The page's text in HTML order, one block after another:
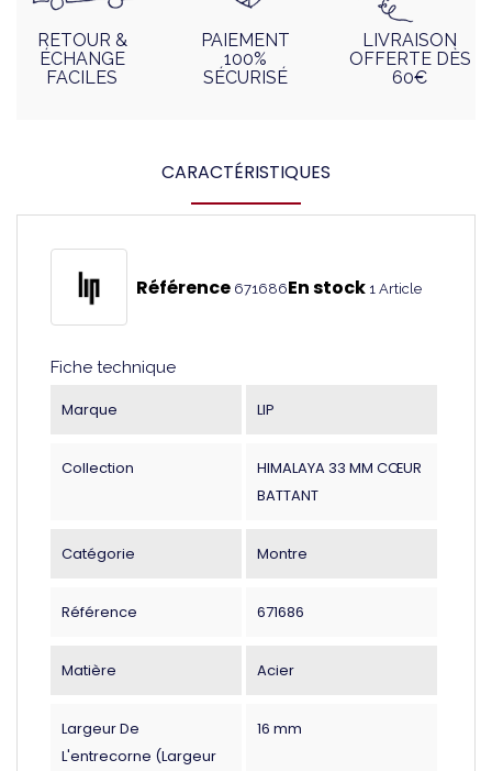
RETOUR &
ÉCHANGE
FACILES
PAIEMENT
100%
SÉCURISÉ
LIVRAISON
OFFERTE DÈS
60€
CARACTÉRISTIQUES
Référence 671686En stock 1 Article
Fiche technique
Marque LIP
Collection
HIMALAYA 33 MM CŒUR
BATTANT
Catégorie Montre
Référence 671686
Matière Acier
Largeur De
L'entrecorne (largeur
16 mm